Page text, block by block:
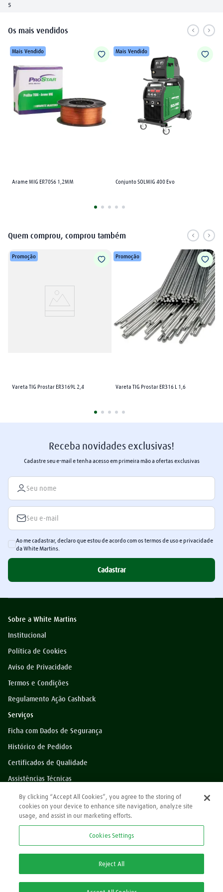
5
Os mais vendidos
Mais Vendido
Arame MIG ER70S6 1,2MM
Mais Vendido
Conjunto SOLMIG 400 Evo
Quem comprou, comprou também
Promoção
Vareta TIG Prostar ER3169L 2,4
Promoção
Vareta TIG Prostar ER316 L 1,6
Receba novidades exclusivas!
Cadastre seu e-mail e tenha acesso em primeira mão a ofertas exclusivas
Ao me cadastrar, declaro que estou de acordo com os termos de uso e privacidade
da White Martins.
Cadastrar
Sobre a White Martins
Institucional
Política de Cookies
Aviso de Privacidade
Termos e Condições
Regulamento Ação Cashback
Serviços
Ficha com Dados de Segurança
Histórico de Pedidos
Certificados de Qualidade
Assistências Técnicas
Dúvidas?
Perguntas Frequentes
*Preços exibidos sem impostos
2ª via Nota Fiscal/Boleto:
By clicking “Accept All Cookies”, you agree to the storing of
cookies on your device to enhance site navigation, analyze site
usage, and assist in our marketing efforts.
Cookies Settings
Reject All